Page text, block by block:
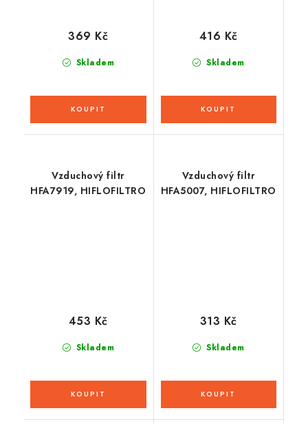
Skladem
369 Kč
Skladem
416 Kč
Vzduchový filtr
HFA7919, HIFLOFILTRO
Skladem
453 Kč
Vzduchový filtr
HFA5007, HIFLOFILTRO
Skladem
313 Kč